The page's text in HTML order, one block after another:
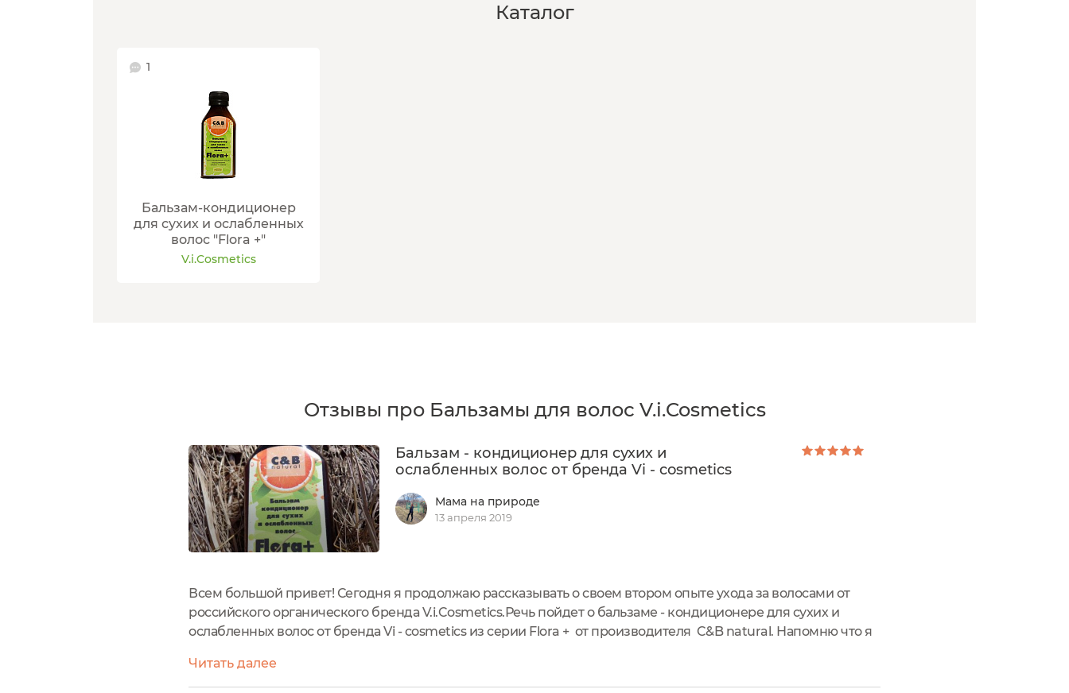
Каталог
1
Бальзам-кондиционер
для сухих и ослабленных
волос "Flora +"
V.i.Cosmetics
Отзывы про Бальзамы для волос V.i.Cosmetics
Бальзам - кондиционер для сухих и
ослабленных волос от бренда Vi - cosmetics
Мама на природе
13 апреля 2019
Всем большой привет! Сегодня я продолжаю рассказывать о своем втором опыте ухода за волосами от
российского органического бренда V.i.Cosmetics.Речь пойдет о бальзаме - кондиционере для сухих и
ослабленных волос от бренда Vi - cosmetics из серии Flora + от производителя C&B natural. Напомню что я
маски. ...
Читать далее